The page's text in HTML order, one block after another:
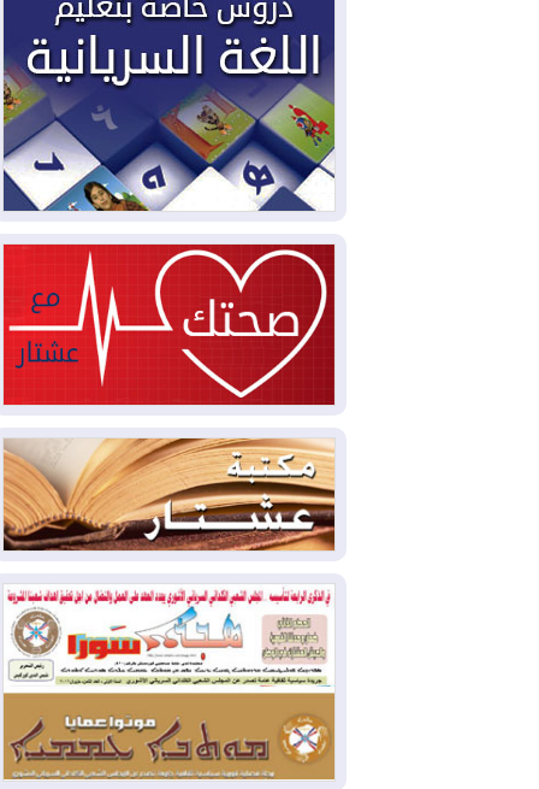
2026-08-06مئات القاصرين بلا مأوى.. أزمة
سبتة تتصاعد وتضغط على مدريد
2026-08-05
لمدة عام.. بدء توريد 100
مليون قدم مكعب يومياً من غاز كورمور في
إقليم كوردستان إلى وزارة الكهرباء العراقية
2026-08-05
15كارثة بيئية ومناخية ترسم
ملامح أخطر التحديات التي تواجه العراق
اليوم
2026-08-05
حرائق فرنسا.. توقيف 402
شخص بينهم 156 قاصرا منذ بداية موسم
2026-08-04سومو: إنتاج النفط في إقليم
كوردستان انخفض إلى أقل من 10%
2026-08-04ملفات حقبة الكاظمي تعود إلى
الواجهة.. أنباء عن مراجعات قضائية
وتحقيقات أوسع في قضايا فساد
2026-08-04
بيترو يشكو تزوير الانتخابات
الرئاسية ويحذر من "حرب أهلية" في
كولومبيا
2026-08-03
رئيس إقليم كوردستان في
دمشق في زيارة رسمية